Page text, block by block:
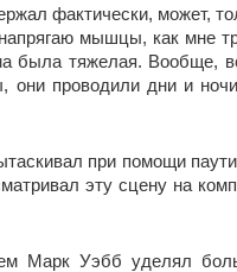
фактически, может,
мышцы, как мне
была тяжелая. Вообще,
они проводили дни и
при помощи
эту сцену на
Марк Уэбб уделял